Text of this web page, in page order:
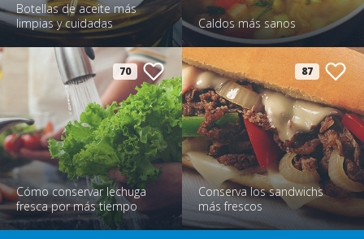
Botellas de aceite más
limpias y cuidadas
Caldos más sanos
70
Cómo conservar lechuga
fresca por más tiempo
87
Conserva los sandwichs
más frescos